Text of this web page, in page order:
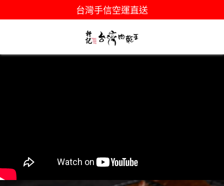
台灣手信空運直送